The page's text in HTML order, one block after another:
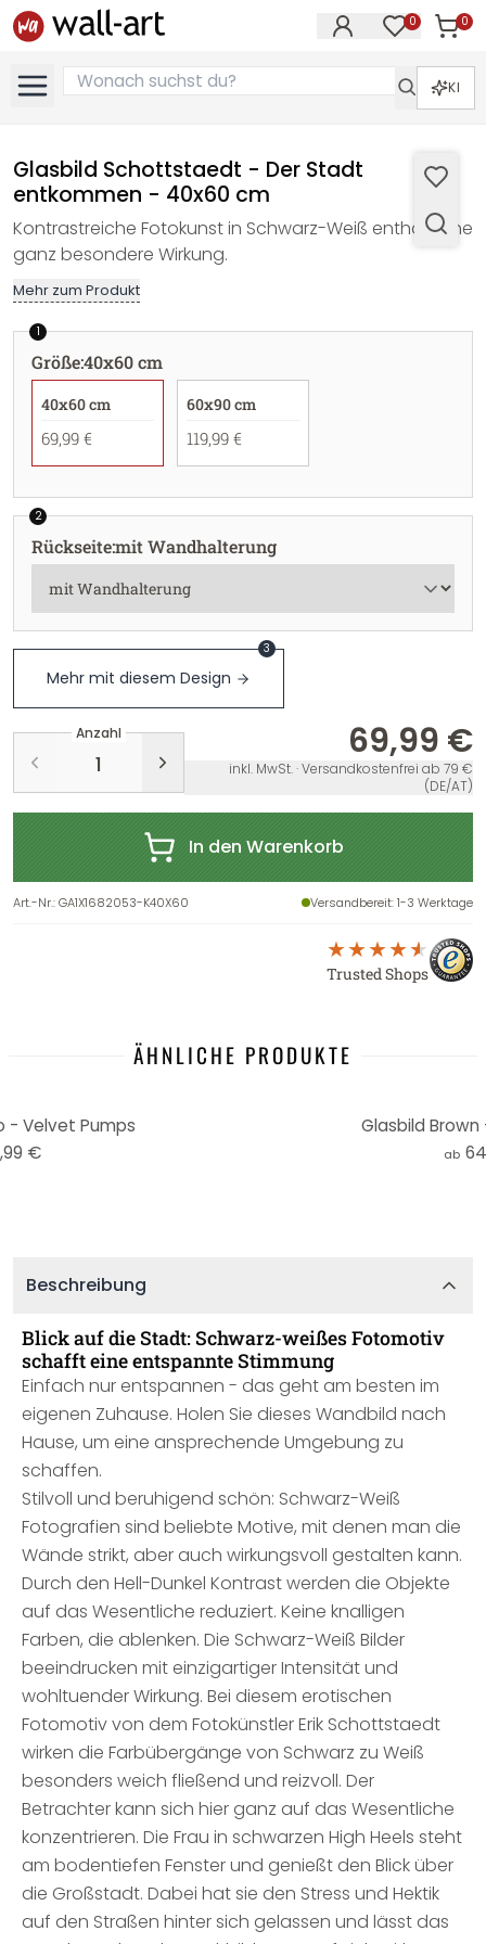
0 0
KI
Glasbild Schottstaedt - Der Stadt
entkommen - 40x60 cm
Kontrastreiche Fotokunst in Schwarz-Weiß enthält eine
ganz besondere Wirkung.
Mehr zum Produkt
1
Größe:40x60 cm
40x60 cm
69,99 €
60x90 cm
119,99 €
2
Rückseite:mit Wandhalterung
Mehr mit diesem Design
3
Anzahl 69,99 €
inkl. MwSt. · Versandkostenfrei ab 79 €
(DE/AT)
In den Warenkorb
Art.-Nr.:GA1X1682053-K40X60 Versandbereit: 1-3 Werktage
Trusted Shops
ÄHNLICHE PRODUKTE
- Velvet Pumps
€
Glasbild
ab
Beschreibung
Blick auf die Stadt: Schwarz-weißes Fotomotiv
schafft eine entspannte Stimmung
Einfach nur entspannen - das geht am besten im
eigenen Zuhause. Holen Sie dieses Wandbild nach
Hause, um eine ansprechende Umgebung zu
schaffen.
Stilvoll und beruhigend schön: Schwarz-Weiß
Fotografien sind beliebte Motive, mit denen man die
Wände strikt, aber auch wirkungsvoll gestalten kann.
Durch den Hell-Dunkel Kontrast werden die Objekte
auf das Wesentliche reduziert. Keine knalligen
Farben, die ablenken. Die Schwarz-Weiß Bilder
beeindrucken mit einzigartiger Intensität und
wohltuender Wirkung. Bei diesem erotischen
Fotomotiv von dem Fotokünstler Erik Schottstaedt
wirken die Farbübergänge von Schwarz zu Weiß
besonders weich fließend und reizvoll. Der
Betrachter kann sich hier ganz auf das Wesentliche
konzentrieren. Die Frau in schwarzen High Heels steht
am bodentiefen Fenster und genießt den Blick über
die Großstadt. Dabei hat sie den Stress und Hektik
auf den Straßen hinter sich gelassen und lässt das